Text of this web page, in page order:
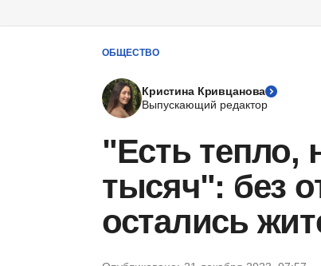
ОБЩЕСТВО
Кристина Кривцанова
Выпускающий редактор
"Есть тепло,
тысяч": без
остались